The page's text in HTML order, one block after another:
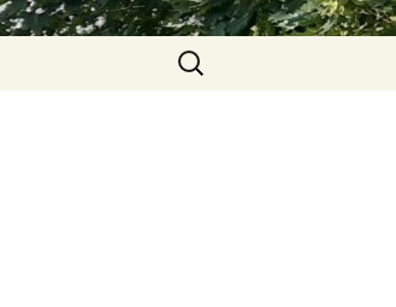
Suchen
nach: